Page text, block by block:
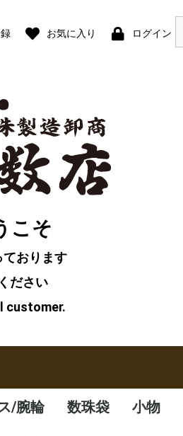
お気に入り ログイン
こそ
おります
ださい
customer.
/腕輪 数珠袋 小物